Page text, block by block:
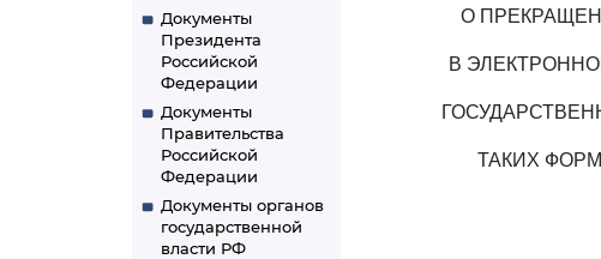
Документы
Президента
Российской
Федерации
Документы
Правительства
Российской
Федерации
Документы органов
государственной
власти РФ
О
В
ТАКИХ